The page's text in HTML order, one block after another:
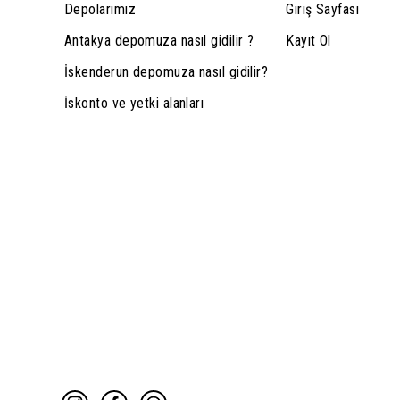
Depolarımız
Antakya depomuza nasıl gidilir ?
İskenderun depomuza nasıl gidilir?
İskonto ve yetki alanları
Giriş Sayfası
Kayıt Ol